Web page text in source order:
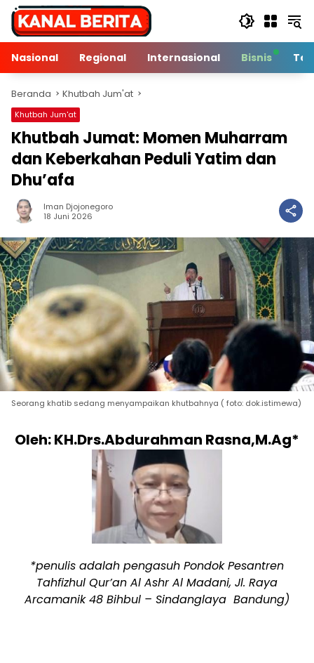
Langsung
konten
Nasional
Regional Internasional Bisnis
Beranda Khutbah Jum'at
Khutbah Jum'at
Khutbah Jumat: Momen Muharram
dan Keberkahan Peduli Yatim dan
Dhu’afa
Iman Djojonegoro
18 Juni 2026
Seorang khatib sedang menyampaikan khutbahnya ( foto: dok.istimewa)
Oleh: KH.Drs.Abdurahman Rasna,M.Ag*
*penulis adalah pengasuh Pondok Pesantren
Tahfizhul Qur’an Al Ashr Al Madani, Jl. Raya
Arcamanik 48 Bihbul – Sindanglaya Bandung)